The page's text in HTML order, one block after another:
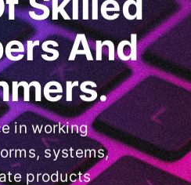
And
in working
systems,
products